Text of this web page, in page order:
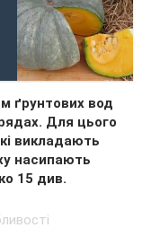
ґрунтових вод
Для цього
викладають
насипають
15 див.